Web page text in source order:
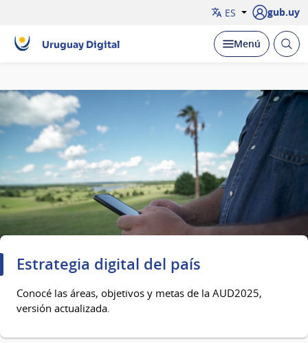
ES gub.uy
Uruguay Digital Desplegar
Menú Abrir
Página
principal
Estrategia digital del país
Conocé las áreas, objetivos y metas de la AUD2025,
versión actualizada.